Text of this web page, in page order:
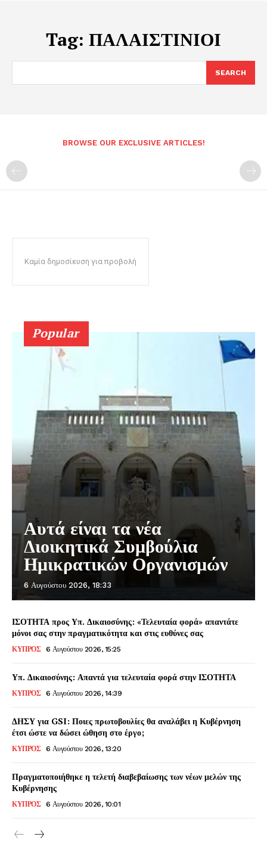
Tag: ΠΑΛΑΙΣΤΙΝΙΟΙ
SEARCH
BROWSE OUR EXCLUSIVE ARTICLES!
Καμία δημοσίευση για προβολή
Popular
Αυτά είναι τα νέα
Διοικητικά Συμβούλια
Ημικρατικών Οργανισμών
6 Αυγούστου 2026, 18:33
ΙΣΟΤΗΤΑ προς Υπ. Δικαιοσύνης: «Τελευταία φορά» απαντάτε
μόνοι σας στην πραγματικότητα και στις ευθύνες σας
ΚΥΠΡΟΣ 6 Αυγούστου 2026, 15:25
Υπ. Δικαιοσύνης: Απαντά για τελευταία φορά στην ΙΣΟΤΗΤΑ
ΚΥΠΡΟΣ 6 Αυγούστου 2026, 14:39
ΔΗΣΥ για GSI: Ποιες πρωτοβουλίες θα αναλάβει η Κυβέρνηση
έτσι ώστε να δώσει ώθηση στο έργο;
ΚΥΠΡΟΣ 6 Αυγούστου 2026, 13:20
Πραγματοποιήθηκε η τελετή διαβεβαίωσης των νέων μελών της
Κυβέρνησης
ΚΥΠΡΟΣ 6 Αυγούστου 2026, 10:01